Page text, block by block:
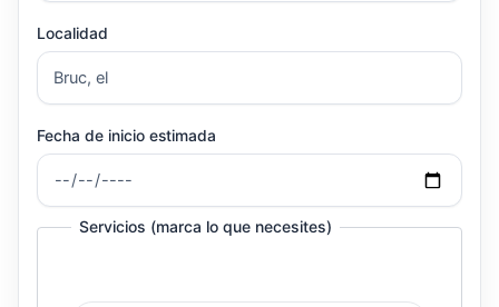
Localidad
Fecha de inicio estimada
Servicios (marca lo que necesites)